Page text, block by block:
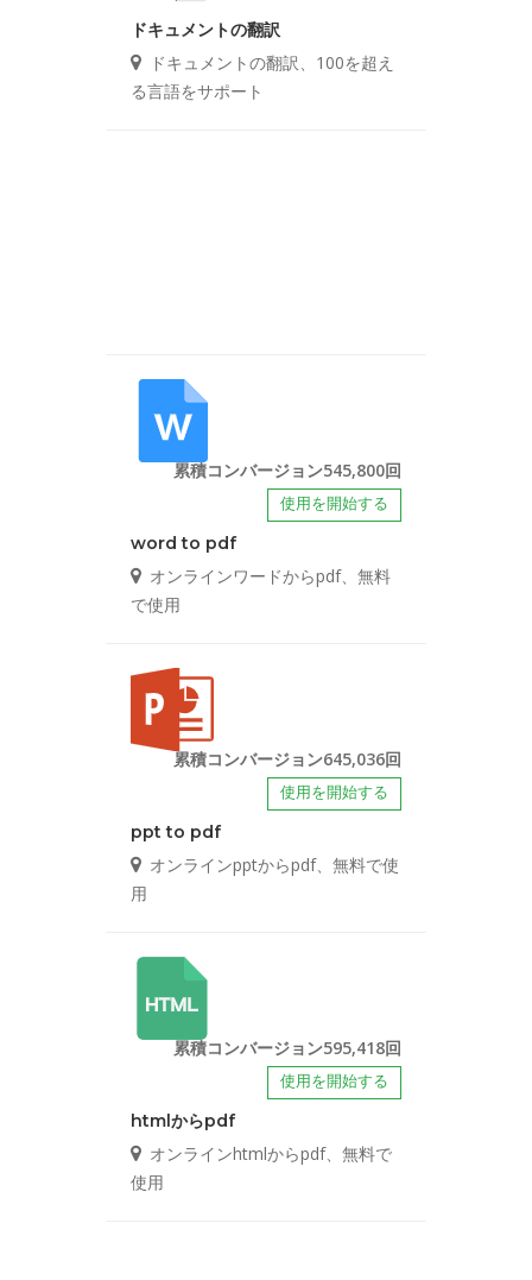
ドキュメントの翻訳
ドキュメントの翻訳、100を超え
る言語をサポート
累積コンバージョン545,800回
使用を開始する
word to pdf
オンラインワードからpdf、無料
で使用
累積コンバージョン645,036回
使用を開始する
ppt to pdf
オンラインpptからpdf、無料で使
用
累積コンバージョン595,418回
使用を開始する
htmlからpdf
オンラインhtmlからpdf、無料で
使用